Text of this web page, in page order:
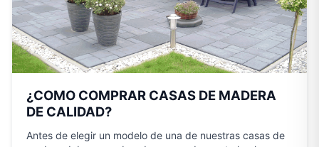
¿COMO COMPRAR CASAS DE MADERA
DE CALIDAD?
Antes de elegir un modelo de una de nuestras casas de